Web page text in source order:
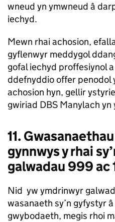
wneud yn ymwneud â
iechyd.
Mewn rhai achosion,
gyflenwyr meddygol
gofal iechyd proffesiynol
ddefnyddio offer penodol
achosion hyn, gellir
gwiriad DBS Manylach
11.
gynnwys y rhai
galwadau 999 ac
Nid yw ymdrinwyr
wasanaeth sy’n gyfystyr
gwybodaeth, megis rhoi